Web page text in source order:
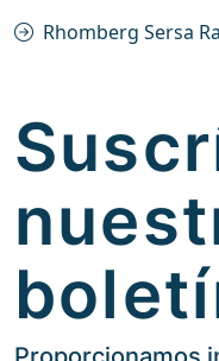
Rhomberg Sersa